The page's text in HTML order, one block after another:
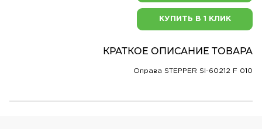
КУПИТЬ В 1 КЛИК
КРАТКОЕ ОПИСАНИЕ ТОВАРА
Оправа STEPPER SI-60212 F 010